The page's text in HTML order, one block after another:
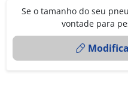
Se o tamanho do seu
vontade para